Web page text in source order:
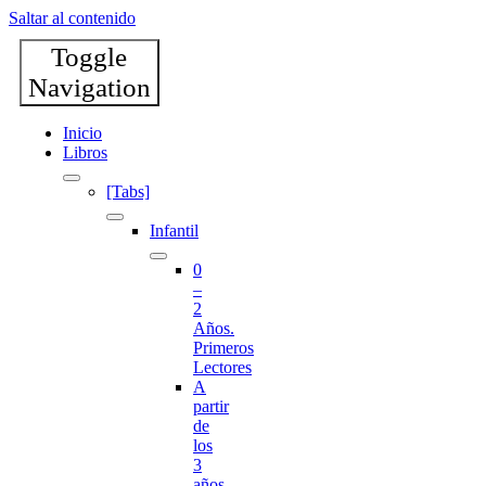
Saltar al contenido
Toggle
Navigation
Inicio
Libros
[Tabs]
Infantil
0
–
2
Años.
Primeros
Lectores
A
partir
de
los
3